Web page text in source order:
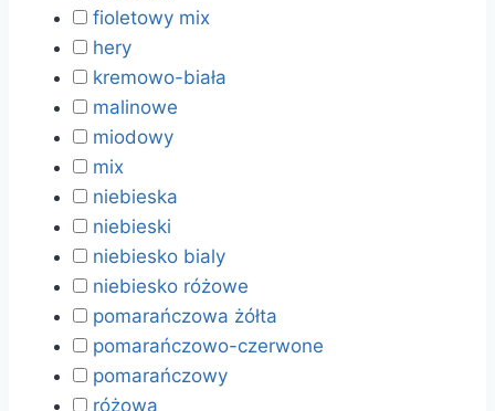
fioletowy mix
hery
kremowo-biała
malinowe
miodowy
mix
niebieska
niebieski
niebiesko bialy
niebiesko różowe
pomarańczowa żółta
pomarańczowo-czerwone
pomarańczowy
różowa